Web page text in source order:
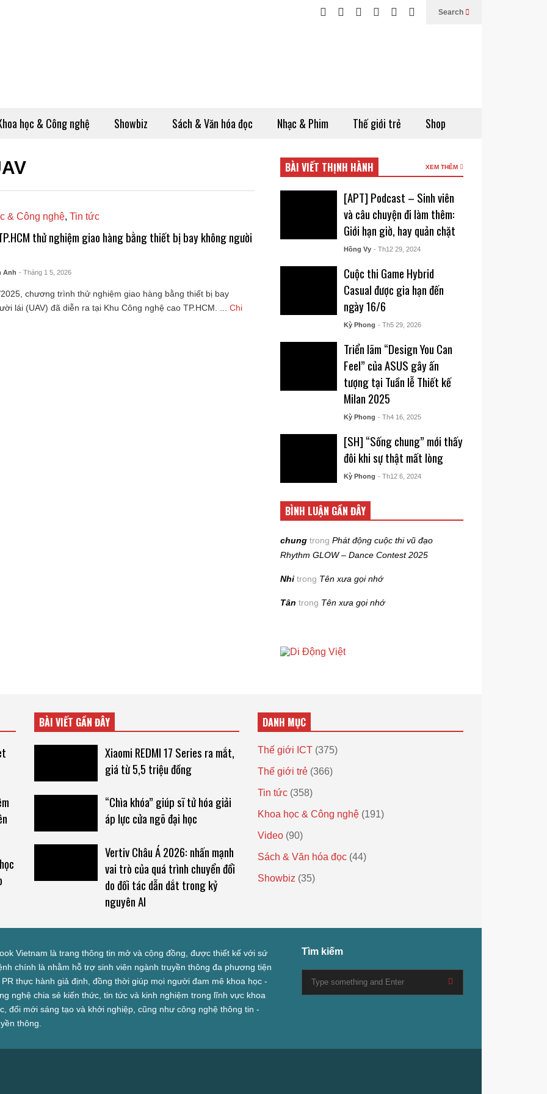
Search
học & Công nghệ Showbiz Sách & Văn hóa đọc Nhạc & Phim Thế giới trẻ Shop
& Công nghệ, Tin tức
thử nghiệm giao hàng bằng thiết bị bay không người
Anh - Tháng 1 5, 2026
chương trình thử nghiệm giao hàng bằng thiết bị bay
lái (UAV) đã diễn ra tại Khu Công nghệ cao TP.HCM. ...
Chi
BÀI VIẾT THỊNH HÀNH XEM THÊM
[APT] Podcast – Sinh viên
và câu chuyện đi làm thêm:
Giới hạn giờ, hay quản chặt
Hồng Vy - Th12 29, 2024
Cuộc thi Game Hybrid
Casual được gia hạn đến
ngày 16/6
Kỳ Phong - Th5 29, 2026
Triển lãm “Design You Can
Feel” của ASUS gây ấn
tượng tại Tuần lễ Thiết kế
Milan 2025
Kỳ Phong - Th4 16, 2025
[SH] “Sống chung” mới thấy
đôi khi sự thật mất lòng
Kỳ Phong - Th12 6, 2024
BÌNH LUẬN GẦN ĐÂY
chung trongPhát động cuộc thi vũ đạo
Rhythm GLOW – Dance Contest 2025
Nhi trong Tên xưa gọi nhớ
Tân trong Tên xưa gọi nhớ
BÀI VIẾT GẦN ĐÂY
Xiaomi REDMI 17 Series ra mắt,
giá từ 5,5 triệu đồng
“Chìa khóa” giúp sĩ tử hóa giải
áp lực cửa ngõ đại học
Vertiv Châu Á 2026: nhấn mạnh
vai trò của quá trình chuyển đổi
do đối tác dẫn dắt trong kỷ
nguyên AI
DANH MỤC
Thế giới ICT (375)
Thế giới trẻ (366)
Tin tức (358)
Khoa học & Công nghệ (191)
Video (90)
Sách & Văn hóa đọc (44)
Showbiz (35)
Vietnam là trang thông tin mở và cộng đồng, được thiết kế với sứ
chính là nhằm hỗ trợ sinh viên ngành truyền thông đa phương tiện
PR thực hành giả định, đồng thời giúp mọi người đam mê khoa học -
nghệ chia sẻ kiến thức, tin tức và kinh nghiệm trong lĩnh vực khoa
đổi mới sáng tạo và khởi nghiệp, cũng như công nghệ thông tin -
thông.
Tìm kiếm